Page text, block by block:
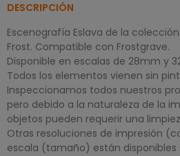
DESCRIPCIÓN
Escenografía Eslava de la
Frost. Compatible con Frostgrave.
Disponible en escalas de 28mm y
Todos los elementos vienen sin
Inspeccionamos todos nuestros
pero debido a la naturaleza de la
objetos pueden requerir una
Otras resoluciones de impresión
escala (tamaño) están disponibles